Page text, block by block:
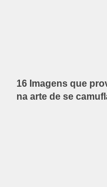
16 Imagens que
na arte de se